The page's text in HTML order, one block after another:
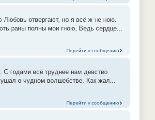
отвергают, но я всё ж не ною.
раны полны мои гною, Ведь сердце...
Перейти к сообщению
С годами всё труднее нам девство
о чудном волшебстве. Как жал...
Перейти к сообщению